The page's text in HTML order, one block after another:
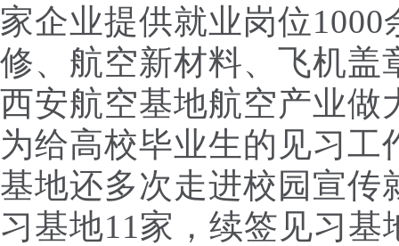
家企业提供就业岗位
修、航空新材料、飞机盖
西安航空基地航空产业做
为给高校毕业生的见习工
基地还多次走进校园宣传
习基地11家，续签见习基